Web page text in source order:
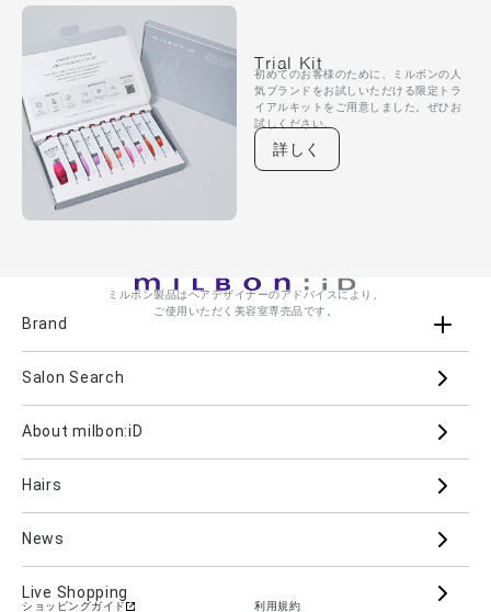
Trial Kit
初めてのお客様のために、ミルボンの人
気ブランドをお試しいただける限定トラ
イアルキットをご用意しました。ぜひお
試しください。
詳しく
ミルボン製品はヘアデザイナーのアドバイスにより、
ご使用いただく美容室専売品です。
Brand
Aujua milbon
PJOLI
Salon Search
About milbon:iD
Hairs
News
Live Shopping
ショッピングガイド 利用規約